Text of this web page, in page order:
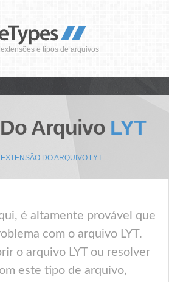
e tipos de arquivos
Arquivo LYT
EXTENSÃO DO ARQUIVO LYT
é altamente provável que
com o arquivo LYT.
o arquivo LYT ou resolver
este tipo de arquivo,